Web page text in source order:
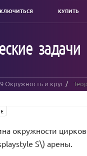
КУПИТЬ
Окружность и круг
окружности
S\) арены.